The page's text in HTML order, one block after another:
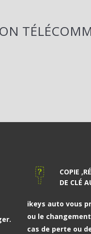
COPIE
DE CLÉ
ikeys auto vous
ou le
cas de perte ou